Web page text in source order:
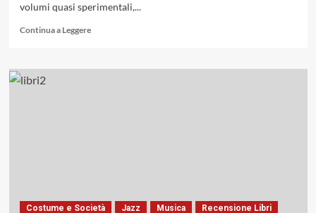
volumi quasi sperimentali,...
Continua a LeggereLeggi
su
Michelone
Costume e Società Jazz Musica Recensione Libri